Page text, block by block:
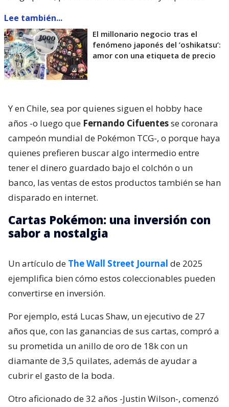
Lee también...
El millonario negocio tras el
fenómeno japonés del ’oshikatsu’:
amor con una etiqueta de precio
Y en Chile, sea por quienes siguen el hobby hace
años -o luego que Fernando Cifuentesse coronara
campeón mundial de Pokémon TCG-, o porque haya
quienes prefieren buscar algo intermedio entre
tener el dinero guardado bajo el colchón o un
banco, las ventas de estos productos también se han
disparado en internet.
Cartas Pokémon: una inversión con
sabor a nostalgia
Un artículo de The Wall Street Journal de 2025
ejemplifica bien cómo estos coleccionables pueden
convertirse en inversión.
Por ejemplo, está Lucas Shaw, un ejecutivo de 27
años que, con las ganancias de sus cartas, compró a
su prometida un anillo de oro de 18k con un
diamante de 3,5 quilates, además de ayudar a
cubrir el gasto de la boda.
Otro aficionado de 32 años -Justin Wilson-, comenzó